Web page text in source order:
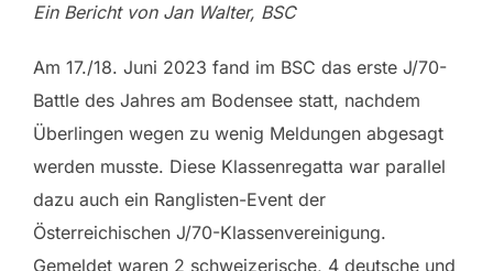
Ein Bericht von Jan Walter, BSC
Am 17./18. Juni 2023 fand im BSC das erste J/70-
Battle des Jahres am Bodensee statt, nachdem
Überlingen wegen zu wenig Meldungen abgesagt
werden musste. Diese Klassenregatta war parallel
dazu auch ein Ranglisten-Event der
Österreichischen J/70-Klassenvereinigung.
Gemeldet waren 2 schweizerische, 4 deutsche und